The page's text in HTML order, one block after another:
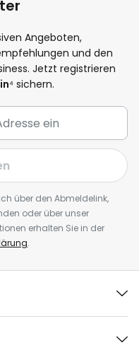
Angeboten,
und den
Jetzt registrieren
⁴ sichern.
über den Abmeldelink,
oder über unser
erhalten Sie in der
.